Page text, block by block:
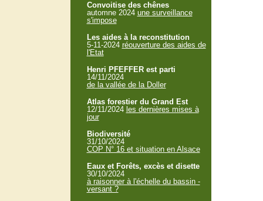
Convoitise des chênes
automne 2024 une surveillance
s'impose
Les aides à la reconstitution
5-11-2024 réouverture des aides de
l'Etat
Henri PFEFFER est parti
14/11/2024
de la vallée de la Doller
Atlas forestier du Grand Est
12/11/2024 les dernières mises à
jour
Biodiversité
31/10/2024
COP N° 16 et situation en Alsace
Eaux et Forêts, excès et disette
30/10/2024
à raisonner à l'échelle du bassin -
versant ?